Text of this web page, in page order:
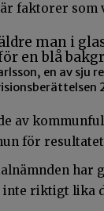
faktorer som
en av sju
av
för
har
riktigt lika